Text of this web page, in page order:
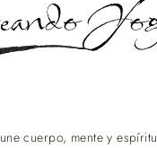
cuerpo, mente y espíritu